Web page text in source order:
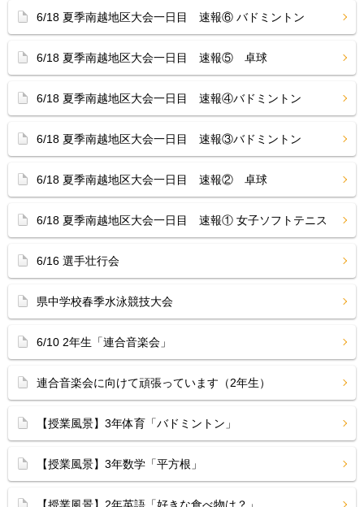
6/18 夏季南越地区大会一日目 速報⑥ バドミントン
6/18 夏季南越地区大会一日目 速報⑤ 卓球
6/18 夏季南越地区大会一日目 速報④バドミントン
6/18 夏季南越地区大会一日目 速報③バドミントン
6/18 夏季南越地区大会一日目 速報② 卓球
6/18 夏季南越地区大会一日目 速報① 女子ソフトテニス
6/16 選手壮行会
県中学校春季水泳競技大会
6/10 2年生「連合音楽会」
連合音楽会に向けて頑張っています（2年生）
【授業風景】3年体育「バドミントン」
【授業風景】3年数学「平方根」